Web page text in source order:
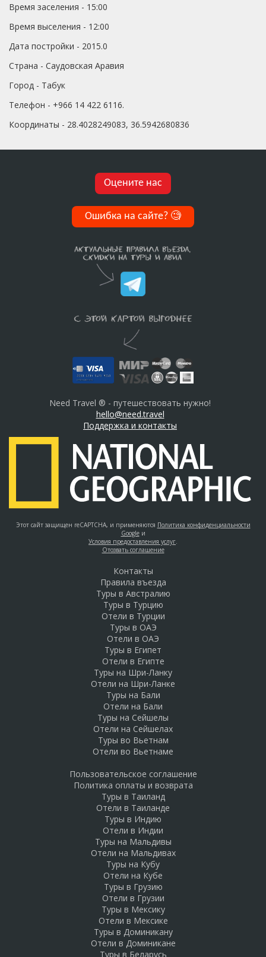
Время заселения - 15:00
Время выселения - 12:00
Дата постройки - 2015.0
Страна - Саудовская Аравия
Город - Табук
Телефон - +966 14 422 6116.
Координаты - 28.4028249083, 36.5942680836
Оцените нас
Ошибка на сайте? 🧐
Need Travel ® - путешествовать нужно!
hello@need.travel
Поддержка и контакты
Этот сайт защищен reCAPTCHA, и применяются Политика конфиденциальности
Googleи
Условия предоставления услуг.
Отозвать соглашение
Контакты
Правила въезда
Туры в Австралию
Туры в Турцию
Отели в Турции
Туры в ОАЭ
Отели в ОАЭ
Туры в Египет
Отели в Египте
Туры на Шри-Ланку
Отели на Шри-Ланке
Туры на Бали
Отели на Бали
Туры на Сейшелы
Отели на Сейшелах
Туры во Вьетнам
Отели во Вьетнаме
Пользовательское соглашение
Политика оплаты и возврата
Туры в Таиланд
Отели в Таиланде
Туры в Индию
Отели в Индии
Туры на Мальдивы
Отели на Мальдивах
Туры на Кубу
Отели на Кубе
Туры в Грузию
Отели в Грузии
Туры в Мексику
Отели в Мексике
Туры в Доминикану
Отели в Доминикане
Туры в Беларусь